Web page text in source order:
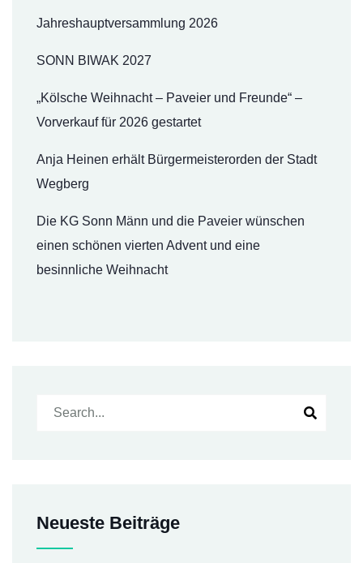
Jahreshauptversammlung 2026
SONN BIWAK 2027
„Kölsche Weihnacht – Paveier und Freunde“ –
Vorverkauf für 2026 gestartet
Anja Heinen erhält Bürgermeisterorden der Stadt
Wegberg
Die KG Sonn Männ und die Paveier wünschen
einen schönen vierten Advent und eine
besinnliche Weihnacht
Neueste Beiträge